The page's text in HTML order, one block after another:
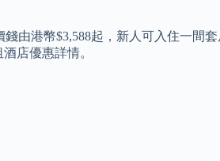
由港幣$3,588起，新人可入住一間
店優惠詳情。